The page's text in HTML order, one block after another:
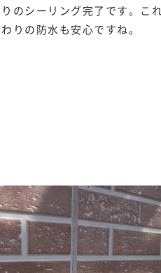
のシーリング完了です。これ
りの防水も安心ですね。